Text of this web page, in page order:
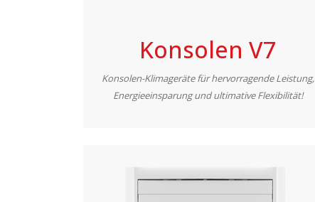
Konsolen V7
Konsolen-Klimageräte für hervorragende Leistung,
Energieeinsparung und ultimative Flexibilität!